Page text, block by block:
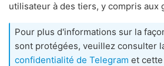
utilisateur à des tiers, y compris aux
Pour plus d'informations sur la
sont protégées, veuillez consulter
confidentialité de Telegram et cette